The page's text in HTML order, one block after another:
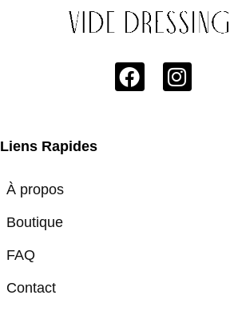
Liens Rapides
À propos
Boutique
FAQ
Contact